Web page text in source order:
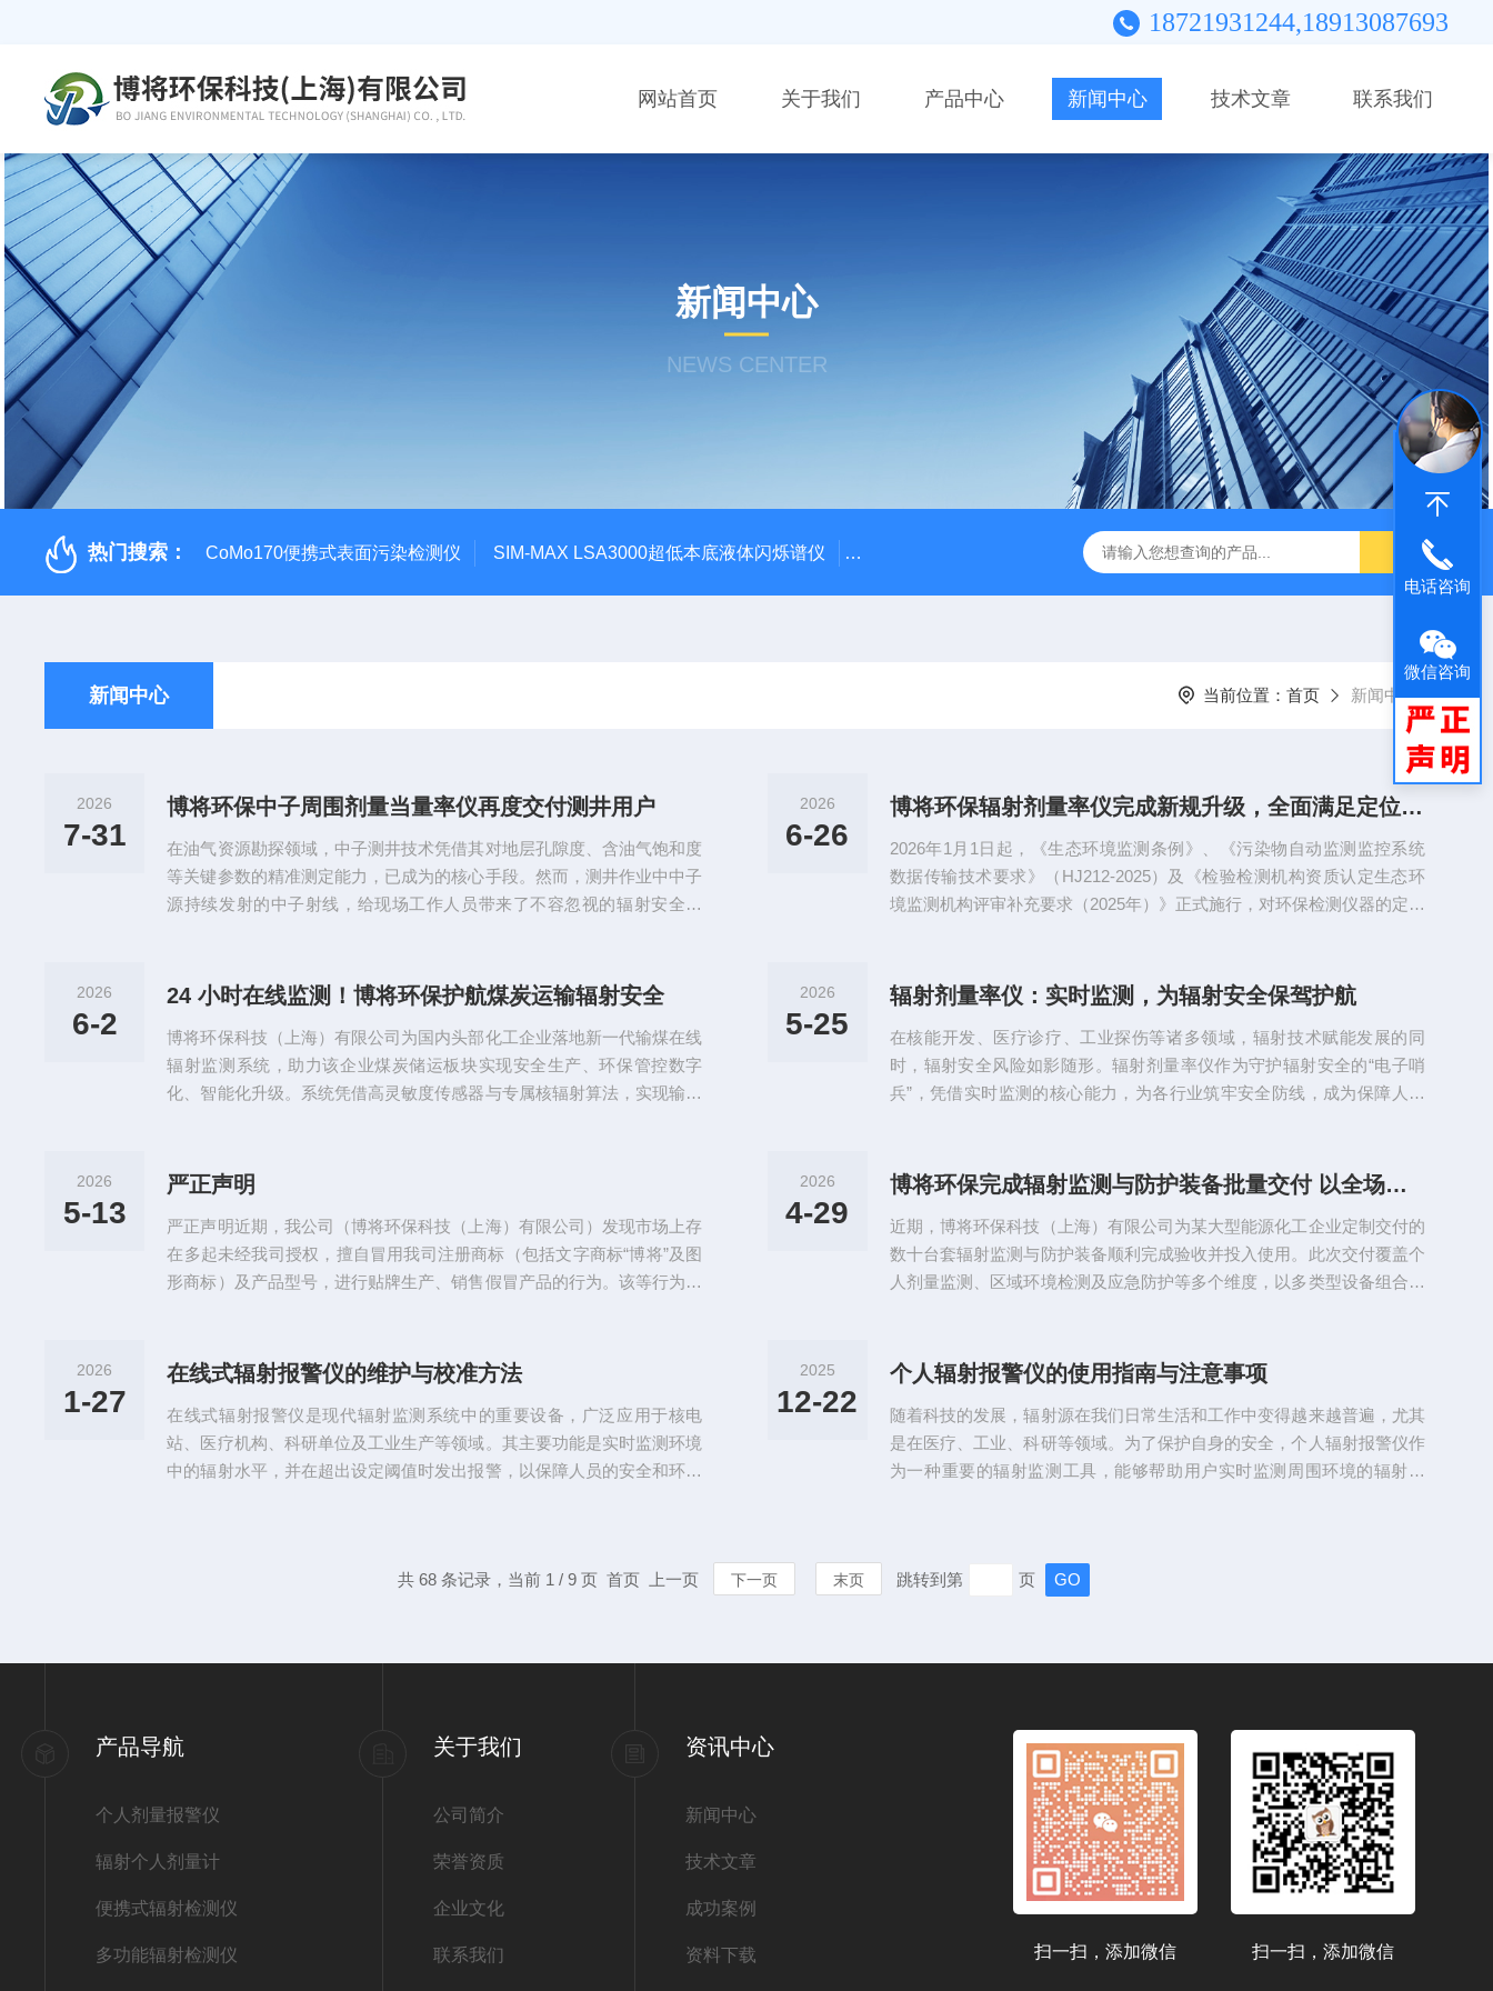
18721931244,18913087693
网站首页 关于我们 产品中心 新闻中心 技术文章 联系我们
新闻中心
NEWS CENTER
热门搜索： CoMo170便携式表面污染检测仪 SIM-MAX LSA3000超低本底液体闪烁谱仪 LSC-8000液闪仪实验分析设备 手持式背散射检查仪 中子个人剂量报警仪
新闻中心 当前位置： 首页 新闻中心
2026
7-31
博将环保中子周围剂量当量率仪再度交付测井用户
在油气资源勘探领域，中子测井技术凭借其对地层孔隙度、含油气饱和度
等关键参数的精准测定能力，已成为的核心手段。然而，测井作业中中子
源持续发射的中子射线，给现场工作人员带来了不容忽视的辐射安全风
业的职业安全与环保监测提供了坚实保障。算法成熟稳定，精准捕捉中子
备。该仪器采用高灵敏度的3He正比计...
2026
6-26
博将环保辐射剂量率仪完成新规升级，全面满足定位与防篡改要求
2026年1月1日起，《生态环境监测条例》、《污染物自动监测监控系统
数据传输技术要求》（HJ212-2025）及《检验检测机构资质认定生态环
境监测机构评审补充要求（2025年）》正式施行，对环保检测仪器的定位
度定位与授时：内置定位模块，自动记录采样坐标与时间✅数据防篡改体
测器设计和优...
2026
6-2
24 小时在线监测！博将环保护航煤炭运输辐射安全
博将环保科技（上海）有限公司为国内头部化工企业落地新一代输煤在线
辐射监测系统，助力该企业煤炭储运板块实现安全生产、环保管控数字
化、智能化升级。系统凭借高灵敏度传感器与专属核辐射算法，实现输送
环保合规能力。客户表示，设备检测精准、反应迅速，模块化设计大幅节
发，依托成熟的辐射监测方案，助力更...
2026
5-25
辐射剂量率仪：实时监测，为辐射安全保驾护航
在核能开发、医疗诊疗、工业探伤等诸多领域，辐射技术赋能发展的同
时，辐射安全风险如影随形。辐射剂量率仪作为守护辐射安全的“电子哨
兵”，凭借实时监测的核心能力，为各行业筑牢安全防线，成为保障人员
度融合，构建起高效可靠的监测体系。气体电离室借助电场捕捉辐射电离
通过电脉冲计数快速反映辐射强度，响...
2026
5-13
严正声明
严正声明近期，我公司（博将环保科技（上海）有限公司）发现市场上存
在多起未经我司授权，擅自冒用我司注册商标（包括文字商标“博将”及图
形商标）及产品型号，进行贴牌生产、销售假冒产品的行为。该等行为严
一、我司系“博将”文字商标及相关图形商标的合法注册权利人，上述商标
书面许可，不得擅自使用、复制...
2026
4-29
博将环保完成辐射监测与防护装备批量交付 以全场景方案护航特种作业安全
近期，博将环保科技（上海）有限公司为某大型能源化工企业定制交付的
数十台套辐射监测与防护装备顺利完成验收并投入使用。此次交付覆盖个
人剂量监测、区域环境检测及应急防护等多个维度，以多类型设备组合构
将环保此次交付的产品矩阵覆盖两类射线监测需求，主要包括：数十支个
量报警仪，分别适配X/γ和...
2026
1-27
在线式辐射报警仪的维护与校准方法
在线式辐射报警仪是现代辐射监测系统中的重要设备，广泛应用于核电
站、医疗机构、科研单位及工业生产等领域。其主要功能是实时监测环境
中的辐射水平，并在超出设定阈值时发出报警，以保障人员的安全和环境
测环境中的辐射信号，将其转换为电信号，电子处理单元对这些信号进行
2025
12-22
个人辐射报警仪的使用指南与注意事项
随着科技的发展，辐射源在我们日常生活和工作中变得越来越普遍，尤其
是在医疗、工业、科研等领域。为了保护自身的安全，个人辐射报警仪作
为一种重要的辐射监测工具，能够帮助用户实时监测周围环境的辐射水
的型号可能具有不同的灵敏度和报警阈值，因此熟悉自己的设备非常重
共 68 条记录，当前 1 / 9 页 首页 上一页 下一页 末页 跳转到第 页
产品导航
个人剂量报警仪
辐射个人剂量计
便携式辐射检测仪
多功能辐射检测仪
关于我们
公司简介
荣誉资质
企业文化
联系我们
资讯中心
新闻中心
技术文章
成功案例
资料下载 扫一扫，添加微信
扫一扫，添加微信
电话咨询
微信咨询